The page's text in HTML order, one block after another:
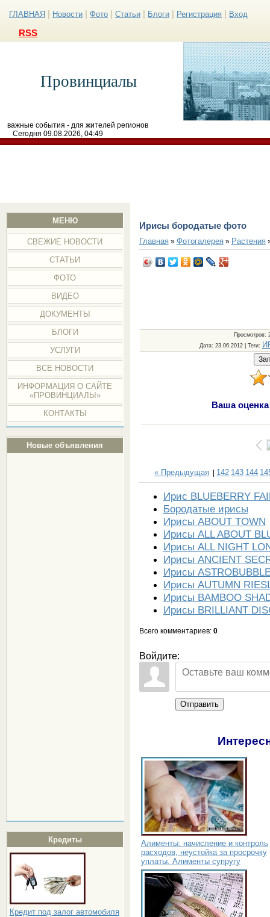
ГЛАВНАЯ Новости Фото Статьи Блоги Регистрация Вход
RSS
Провинциалы
важные события - для жителей регионов
Сегодня 09.08.2026, 04:49
МЕНЮ
СВЕЖИЕ НОВОСТИ
СТАТЬИ
ФОТО
ВИДЕО
ДОКУМЕНТЫ
БЛОГИ
УСЛУГИ
ВСЕ НОВОСТИ
ИНФОРМАЦИЯ О САЙТЕ
«ПРОВИНЦИАЛЫ»
КОНТАКТЫ
Новые объявления
Кредиты
Кредит под залог автомобиля
Ирисы бородатые фото
Главная» Фотогалерея» Растения
Просмотров:
Дата: 23.06.2012 | Теги:
Ваша
« Предыдущая | 142 143 144
Ирис BLUEBERRY
Бородатые ирисы
Ирисы ABOUT TOWN
Ирисы ALL ABOUT
Ирисы ALL NIGHT
Ирисы ANCIENT
Ирисы
Ирисы AUTUMN
Ирисы BAMBOO
Ирисы BRILLIANT
Всего комментариев: 0
Войдите:
Отправить
Алименты: начисление и контроль
расходов, неустойка за просрочку
уплаты. Алименты супругу